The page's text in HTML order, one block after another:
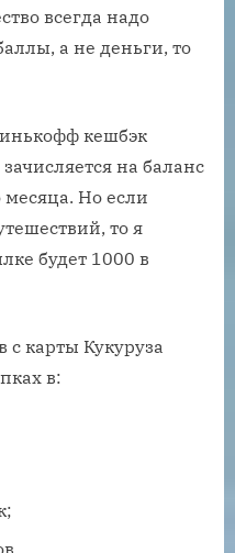
всегда надо
а не деньги, то
кешбэк
на баланс
месяца. Но если
то я
будет 1000 в
с карты Кукуруза
в: